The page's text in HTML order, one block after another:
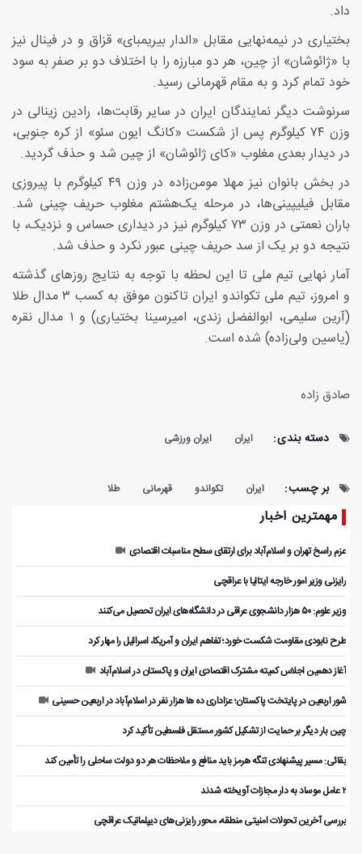
داد.
بختیاری در نیمه‌نهایی مقابل «الدار بیریمبای» قزاق و در فینال نیز
با «ژائوشان» از چین، هر دو مبارزه را با اختلاف دو بر صفر به سود
خود تمام کرد و به مقام قهرمانی رسید.
سرنوشت دیگر نمایندگان ایران در سایر رقابت‌ها، رادین زینالی در
وزن ۷۴ کیلوگرم پس از شکست «کانگ ایون سئو» از کره جنوبی،
در دیدار بعدی مغلوب «کای ژائوشان» از چین شد و حذف گردید.
در بخش بانوان نیز مهلا مومن‌زاده در وزن ۴۹ کیلوگرم با پیروزی
مقابل فیلیپینی‌ها، در مرحله یک‌هشتم مغلوب حریف چینی شد.
باران نعمتی در وزن ۷۳ کیلوگرم نیز در دیداری حساس و نزدیک، با
نتیجه دو بر یک از سد حریف چینی عبور نکرد و حذف شد.
آمار نهایی تیم ملی تا این لحظه با توجه به نتایج روزهای گذشته
و امروز، تیم ملی تکواندو ایران تاکنون موفق به کسب ۳ مدال طلا
(آرین سلیمی، ابوالفضل زندی، امیرسینا بختیاری) و ۱ مدال نقره
(یاسین ولی‌زاده) شده است.
صادق زاده
دسته بندی: ایران ایران ورزشی
بر چسب: ایران تکواندو قهرمانی طلا
مهمترین اخبار
عزم راسخ تهران و اسلام‌آباد برای ارتقای سطح مناسبات اقتصادی
رایزنی وزیر امور خارجه ایتالیا با عراقچی
وزیر علوم: ۵۰ هزار دانشجوی عراقی در دانشگاه‌های ایران تحصیل می‌کنند
طرح نابودی مقاومت شکست خورد؛ تفاهم ایران و آمریکا، اسرائیل را مهار کرد
آغاز دهمین اجلاس کمیته مشترک اقتصادی ایران و پاکستان در اسلام‌آباد
شور اربعین در پایتخت پاکستان؛ عزاداری ده ها هزار نفر در اسلام‌آباد در اربعین حسینی
چین بار دیگر بر حمایت از تشکیل کشور مستقل فلسطین تأکید کرد
بقائی: مسیر پیشنهادی تنگه هرمز باید منافع و ملاحظات هر دو دولت ساحلی را تأمین کند
۲ عامل موساد به دار مجازات آویخته شدند
بررسی آخرین تحولات امنیتی منطقه، محور رایزنی‌های دیپلماتیک عراقچی